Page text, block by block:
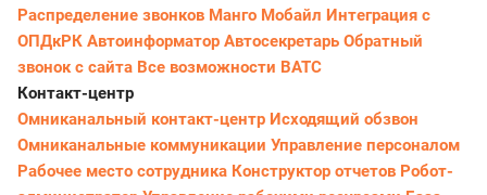
Распределение звонков Манго Мобайл Интеграция с
ОПДкРК Автоинформатор Автосекретарь Обратный
звонок с сайта Все возможности ВАТС
Контакт-центр
Омниканальный контакт-центр Исходящий обзвон
Омниканальные коммуникации Управление персоналом
Рабочее место сотрудника Конструктор отчетов Робот-